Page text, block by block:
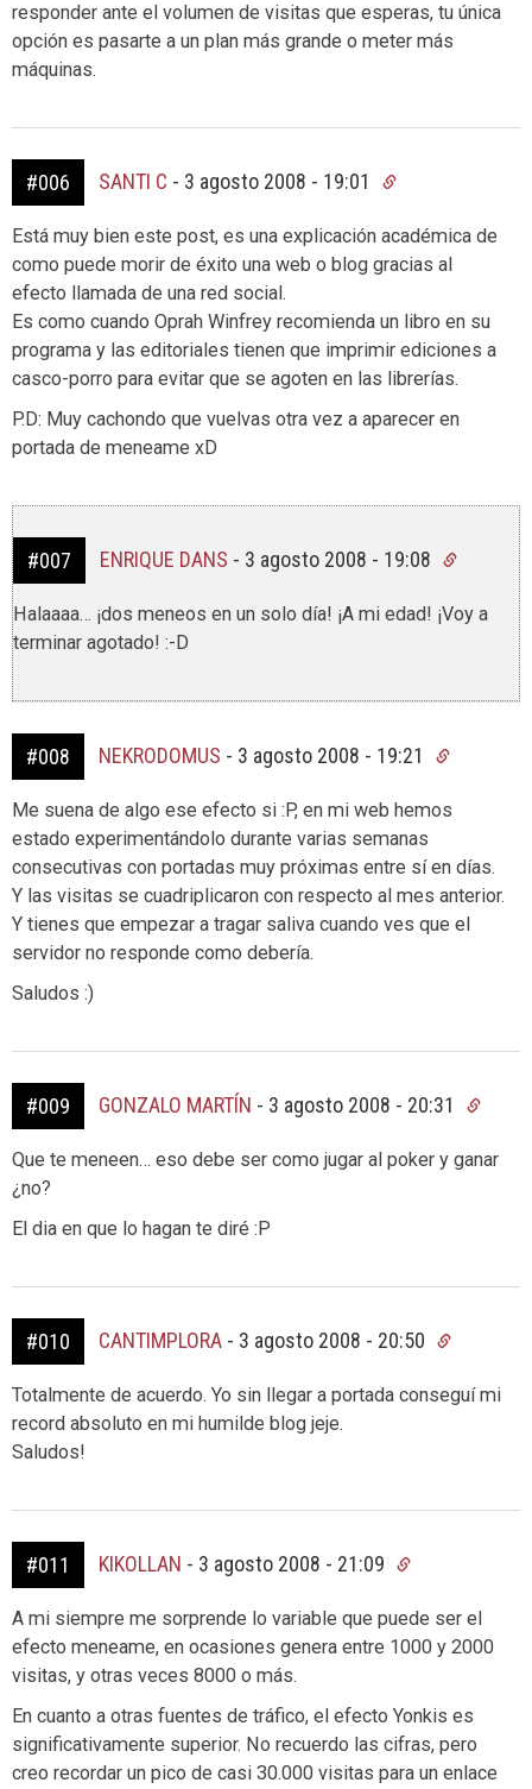
responder ante el volumen de visitas que esperas, tu única
opción es pasarte a un plan más grande o meter más
máquinas.
#006 SANTI C - 3 agosto 2008 - 19:01
Está muy bien este post, es una explicación académica de
como puede morir de éxito una web o blog gracias al
efecto llamada de una red social.
Es como cuando Oprah Winfrey recomienda un libro en su
programa y las editoriales tienen que imprimir ediciones a
casco-porro para evitar que se agoten en las librerías.
P.D: Muy cachondo que vuelvas otra vez a aparecer en
portada de meneame xD
#007 ENRIQUE DANS - 3 agosto 2008 - 19:08
Halaaaa… ¡dos meneos en un solo día! ¡A mi edad! ¡Voy a
terminar agotado! :-D
#008 NEKRODOMUS - 3 agosto 2008 - 19:21
Me suena de algo ese efecto si :P, en mi web hemos
estado experimentándolo durante varias semanas
consecutivas con portadas muy próximas entre sí en días.
Y las visitas se cuadriplicaron con respecto al mes anterior.
Y tienes que empezar a tragar saliva cuando ves que el
servidor no responde como debería.
Saludos :)
#009 GONZALO MARTÍN - 3 agosto 2008 - 20:31
Que te meneen… eso debe ser como jugar al poker y ganar
¿no?
El dia en que lo hagan te diré :P
#010 CANTIMPLORA - 3 agosto 2008 - 20:50
Totalmente de acuerdo. Yo sin llegar a portada conseguí mi
record absoluto en mi humilde blog jeje.
Saludos!
#011 KIKOLLAN - 3 agosto 2008 - 21:09
A mi siempre me sorprende lo variable que puede ser el
efecto meneame, en ocasiones genera entre 1000 y 2000
visitas, y otras veces 8000 o más.
En cuanto a otras fuentes de tráfico, el efecto Yonkis es
significativamente superior. No recuerdo las cifras, pero
creo recordar un pico de casi 30.000 visitas para un enlace